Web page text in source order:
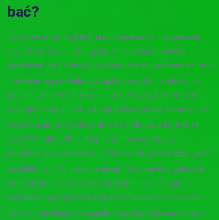
bać?
Nadciśnienie tętnicze jest najpoważniejszym i najczęstszym
czynnikiem ryzyka poddającym się leczeniu. Po rundce na
maszynach i serii wykroków na sali czułem każdy mięsień. Dziś
interesuje się nim wielu ludzi żądnych szybkich efektów. Co
do gainera zależy jaki masz cel, ale jeśli Twoim celem jest
redukcja, a przy 20%BF redukcja byłaby bardzo wskazana, to
lepsza od gainera byłaby odżywka białkowa, a konkretnie
albo WPC, albo WPI z jakiejś renomowanej firmy w
zależności od tego na co Cię stać, bo WPI jest droższe. @bst:
nie dałem emotki i juz spina; jestem tego samego zdania że
metki i takich ilości nie bierze się na początek przygody
sterydami. U pacjentów borykających się z tymi chorobami
ryzyko krwawienia śródczaszkowego jest większe. Blokada